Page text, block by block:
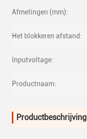
Afmetingen (mm):
Het blokkeren afstand:
Inputvoltage:
Productnaam:
Productbeschrijving